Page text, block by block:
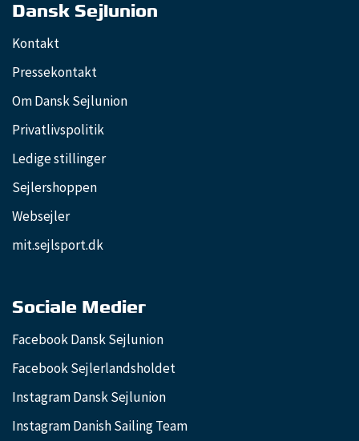
Dansk Sejlunion
Kontakt
Pressekontakt
Om Dansk Sejlunion
Privatlivspolitik
Ledige stillinger
Sejlershoppen
Websejler
mit.sejlsport.dk
Sociale Medier
Facebook Dansk Sejlunion
Facebook Sejlerlandsholdet
Instagram Dansk Sejlunion
Instagram Danish Sailing Team